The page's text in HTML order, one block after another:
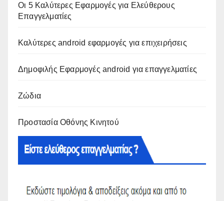
Οι 5 Καλύτερες Εφαρμογές για Ελεύθερους
Επαγγελματίες
Καλύτερες android εφαρμογές για επιχειρήσεις
Δημοφιλής Εφαρμογές android για επαγγελματίες
Ζώδια
Προστασία Οθόνης Κινητού